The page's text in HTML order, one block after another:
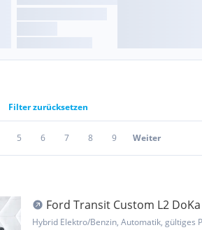
Filter zurücksetzen
5 6 7 8 9 Weiter
Ford Transit Custom L2
| auf Lager Transporter /